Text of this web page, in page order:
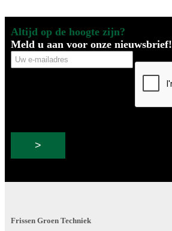
Altijd op de hoogte zijn?
Meld u aan voor onze nieuwsbrief!
Uw
e-
Frissen Groen Techniek